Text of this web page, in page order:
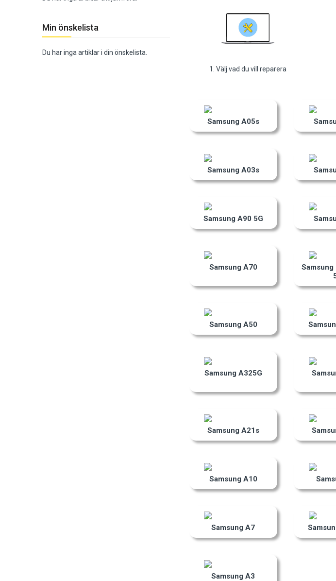
Min önskelista
Du har inga artiklar i din önskelista.
1. Välj vad du vill reparera
Samsung A05s
Samsung A03s
Samsung A90 5G
Samsung A70
Samsung
Samsung A50
Samsung A325G
Samsung A21s
Samsung A10
Samsung A7
Samsung A3